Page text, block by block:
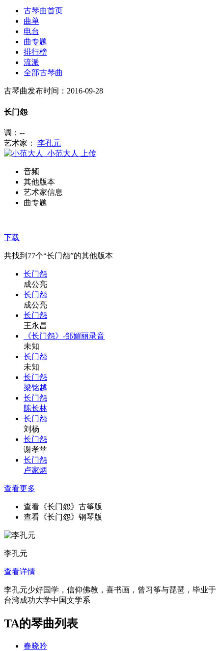
古琴曲首页
曲单
电台
曲专题
排行榜
流派
全部古琴曲
古琴曲发布时间：2016-09-28
长门怨
调：--
艺术家： 李孔元
小范大人
上传
音频
其他版本
艺术家信息
曲专题
下载
共找到 77个“长门怨”的其他版本
长门怨
成公亮
长门怨
成公亮
长门怨
王永昌
《长门怨》-邹媚丽录音
未知
长门怨
未知
长门怨
梁铭越
长门怨
陈长林
长门怨
刘杨
长门怨
谢孝苹
长门怨
卢家炳
查看更多
查看《长门怨》古筝版
查看《长门怨》钢琴版
李孔元
查看详情
李孔元少好国学，信仰佛教，喜书画，曾习筝与琵琶，毕业于
台湾成功大学中国文学系
TA的琴曲列表
春晓吟